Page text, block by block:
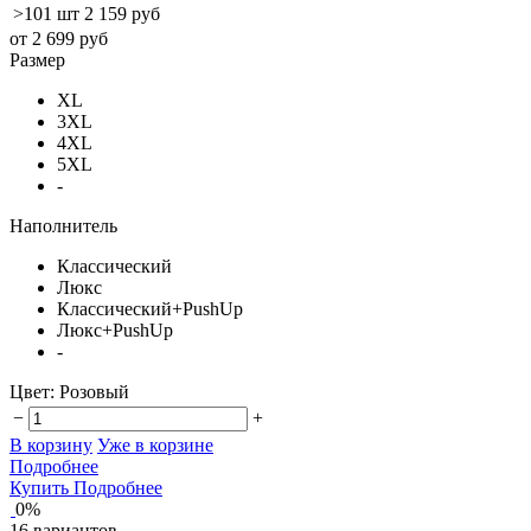
>101 шт 2 159 руб
от 2 699 руб
Размер
XL
3XL
4XL
5XL
-
Наполнитель
Классический
Люкс
Классический+PushUp
Люкс+PushUp
-
Цвет: Розовый
−
+
В корзину Уже в корзине
Подробнее
Купить Подробнее
0%